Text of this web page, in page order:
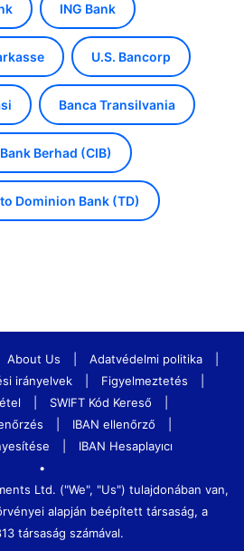
ING Bank
U.S. Bancorp
Banca Transilvania
Berhad (CIB)
Dominion Bank (TD)
About Us Adatvédelmi politika
irányelvek
Figyelmeztetés
SWIFT Kód Kereső
IBAN ellenőrző
IBAN Hesaplayıcı
•
Ltd. ("We", "Us") tulajdonában van,
alapján beépített társaság, a
társaság számával.